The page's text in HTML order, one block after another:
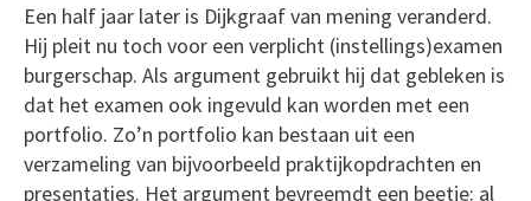
Een half jaar later is Dijkgraaf van mening veranderd.
Hij pleit nu toch voor een verplicht (instellings)examen
burgerschap. Als argument gebruikt hij dat gebleken is
dat het examen ook ingevuld kan worden met een
portfolio. Zo’n portfolio kan bestaan uit een
verzameling van bijvoorbeeld praktijkopdrachten en
presentaties. Het argument bevreemdt een beetje: al